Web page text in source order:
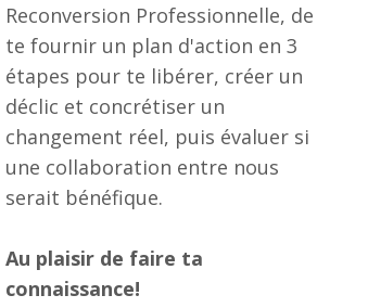
Reconversion Professionnelle, de
te fournir un plan d'action en 3
étapes pour te libérer, créer un
déclic et concrétiser un
changement réel, puis évaluer si
une collaboration entre nous
serait bénéfique.
Au plaisir de faire ta
connaissance!